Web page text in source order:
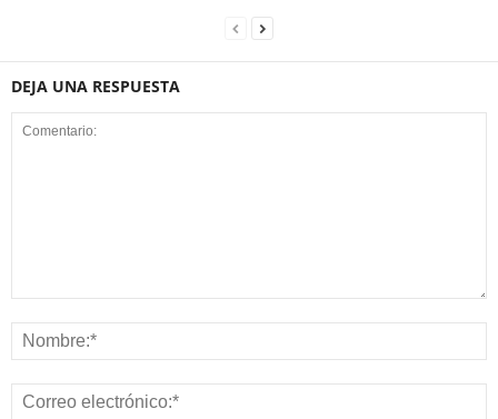
DEJA UNA RESPUESTA